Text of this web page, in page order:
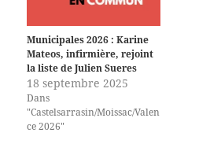
Municipales 2026 : Karine
Mateos, infirmière, rejoint
la liste de Julien Sueres
18 septembre 2025
Dans
"Castelsarrasin/Moissac/Valen
ce 2026"